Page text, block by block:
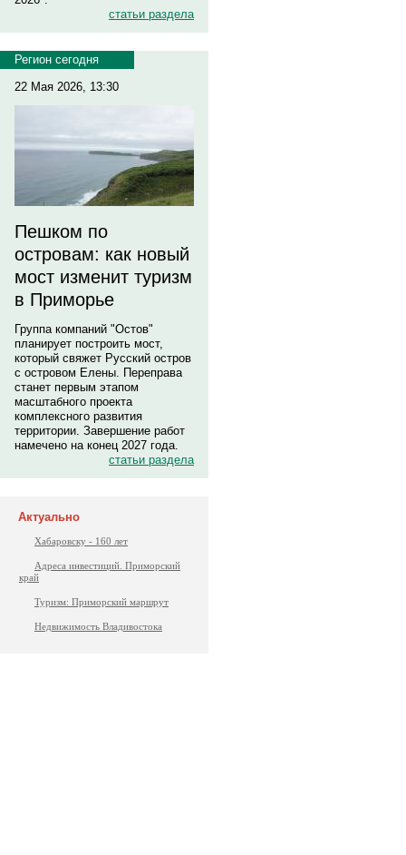
статьи раздела
Регион сегодня
22 Мая 2026, 13:30
Пешком по
островам: как новый
мост изменит туризм
в Приморье
Группа компаний "Остов"
планирует построить мост,
который свяжет Русский остров
с островом Елены. Переправа
станет первым этапом
масштабного проекта
комплексного развития
территории. Завершение работ
намечено на конец 2027 года.
статьи раздела
Актуально
Хабаровску - 160 лет
Адреса инвестиций. Приморский
край
Туризм: Приморский маршрут
Недвижимость Владивостока